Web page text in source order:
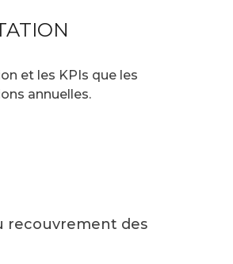
et les KPIs que les
annuelles.
recouvrement des